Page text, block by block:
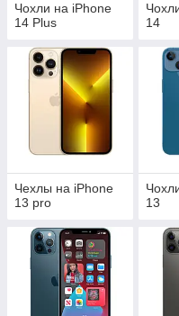
Чохли на iPhone
14 Plus
14
Чехлы на iPhone
13 pro
13